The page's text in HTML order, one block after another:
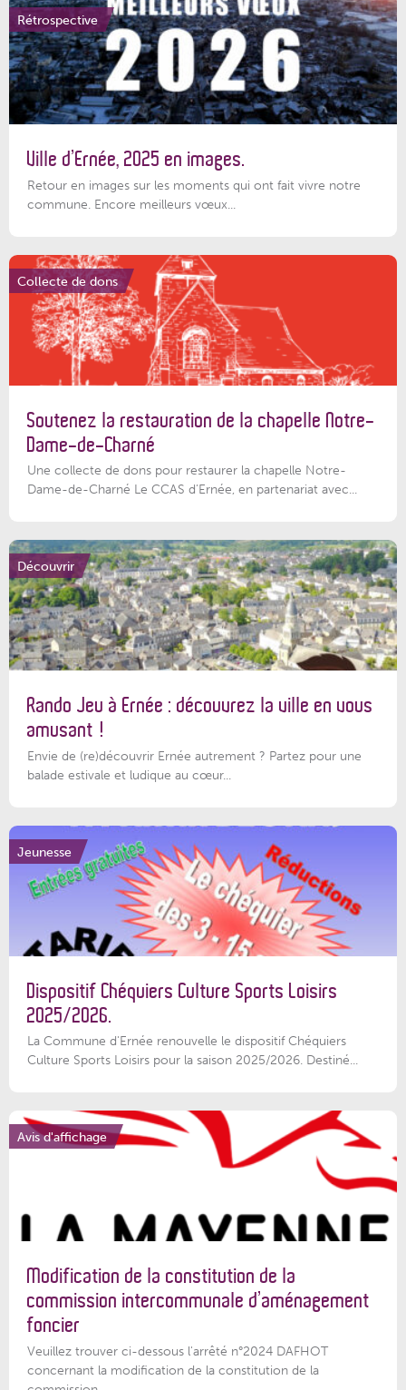
Rétrospective
Ville d’Ernée, 2025 en images.
Retour en images sur les moments qui ont fait vivre notre
commune. Encore meilleurs vœux...
Collecte de dons
Soutenez la restauration de la chapelle Notre-
Dame-de-Charné
Une collecte de dons pour restaurer la chapelle Notre-
Dame-de-Charné Le CCAS d’Ernée, en partenariat avec...
Découvrir
Rando Jeu à Ernée : découvrez la ville en vous
amusant !
Envie de (re)découvrir Ernée autrement ? Partez pour une
balade estivale et ludique au cœur...
Jeunesse
Dispositif Chéquiers Culture Sports Loisirs
2025/2026.
La Commune d'Ernée renouvelle le dispositif Chéquiers
Culture Sports Loisirs pour la saison 2025/2026. Destiné...
Avis d'affichage
Modification de la constitution de la
commission intercommunale d’aménagement
foncier
Veuillez trouver ci-dessous l'arrêté n°2024 DAFHOT
concernant la modification de la constitution de la